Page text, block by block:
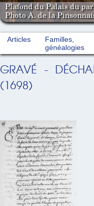
Plafond du Palais du
Photo A. de la
Articles
Familles,
généalogies
GRAVÉ -
(1698)